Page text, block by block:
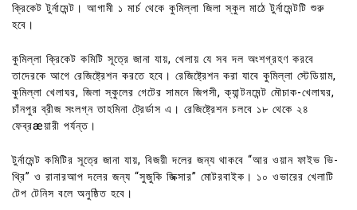
ক্রিকেট টুর্নামেন্ট। আগামী ১ মার্চ থেকে কুমিল্লা জিলা স্কুল মাঠে টুর্নামেন্টটি শুরু
হবে।
কুমিল্লা ক্রিকেট কমিটি সূত্রে জানা যায়, খেলায় যে সব দল অংশগ্রহণ করবে
তাদেরকে আগে রেজিষ্ট্রেশন করতে হবে। রেজিষ্ট্রেশন করা যাবে কুমিল্লা স্টেডিয়াম,
কুমিল্লা খেলাঘর, জিলা স্কুলের গেটের সামনে জিপসী, ক্যান্টনমেন্ট মৌচাক-খেলাঘর,
চাঁনপুর ব্রীজ সংলগ্ন তাহমিনা ট্রের্ডাস এ। রেজিষ্ট্রেশন চলবে ১৮ থেকে ২৪
ফেব্রæয়ারী পর্যন্ত।
টুর্নামেন্ট কমিটির সূত্রে জানা যায়, বিজয়ী দলের জন্য থাকবে “আর ওয়ান ফাইভ ভি-
থ্রি” ও রানারআপ দলের জন্য “সুজুকি জিক্সার” মোটরবাইক। ১০ ওভারের খেলাটি
টেপ টেনিস বলে অনুষ্ঠিত হবে।